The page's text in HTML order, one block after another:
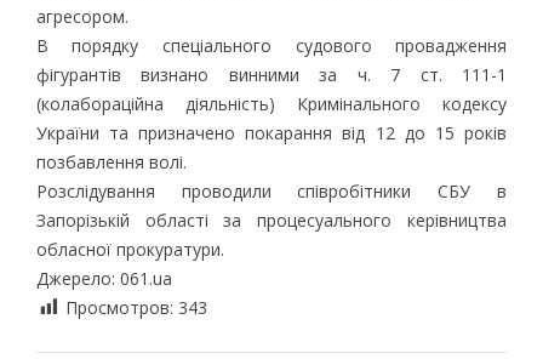
агресором.
В порядку спеціального судового провадження
фігурантів визнано винними за ч. 7 ст. 111-1
(колабораційна діяльність) Кримінального кодексу
України та призначено покарання від 12 до 15 років
позбавлення волі.
Розслідування проводили співробітники СБУ в
Запорізькій області за процесуального керівництва
обласної прокуратури.
Джерело: 061.ua
Просмотров: 343